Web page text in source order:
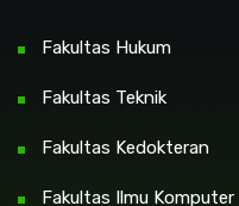
Fakultas Hukum
Fakultas Teknik
Fakultas Kedokteran
Fakultas Ilmu Komputer